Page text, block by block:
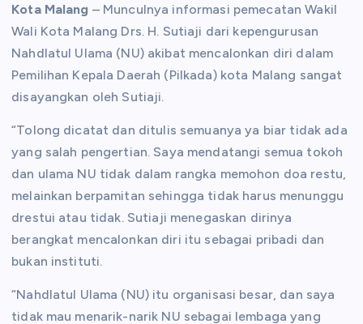
Kota Malang – Munculnya informasi pemecatan Wakil
Wali Kota Malang Drs. H. Sutiaji dari kepengurusan
Nahdlatul Ulama (NU) akibat mencalonkan diri dalam
Pemilihan Kepala Daerah (Pilkada) kota Malang sangat
disayangkan oleh Sutiaji.
“Tolong dicatat dan ditulis semuanya ya biar tidak ada
yang salah pengertian. Saya mendatangi semua tokoh
dan ulama NU tidak dalam rangka memohon doa restu,
melainkan berpamitan sehingga tidak harus menunggu
drestui atau tidak. Sutiaji menegaskan dirinya
berangkat mencalonkan diri itu sebagai pribadi dan
bukan instituti.
“Nahdlatul Ulama (NU) itu organisasi besar, dan saya
tidak mau menarik-narik NU sebagai lembaga yang